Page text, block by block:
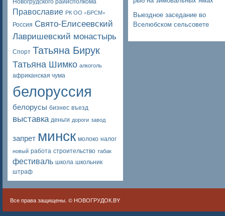
Православие РК ОО «БРСМ»
Россия Свято-Елисеевский
Лавришевский монастырь
Спорт Татьяна Бирук
Татьяна Шимко алкоголь
африканская чума
белоруссия
белорусы бизнес въезд
выставка деньги дороги завод
запрет минск молоко налог
новый работа строительство табак
фестиваль школа школьник
штраф
Выездное заседание во
Вселюбском сельсовете
Все права защищены. © НОВОГРУДОК.BY